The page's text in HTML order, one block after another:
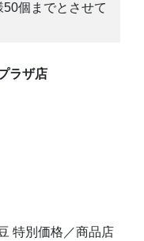
個までとさせて
ラザ店
特別価格／商品店